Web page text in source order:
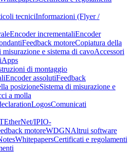
tecniciInformazioni (Flyer /
Encoder incrementaliEncoder
Feedback motoreCopiatura della
misurazione e sistema di cavoAccessori
Apps
di montaggio
Encoder assolutiFeedback
posizioneSistema di misurazione e
a molla
LogosComunicati
EtherNet/IPIO-
motoreWDGNAltrui software
WhitepapersCertificati e regolamenti